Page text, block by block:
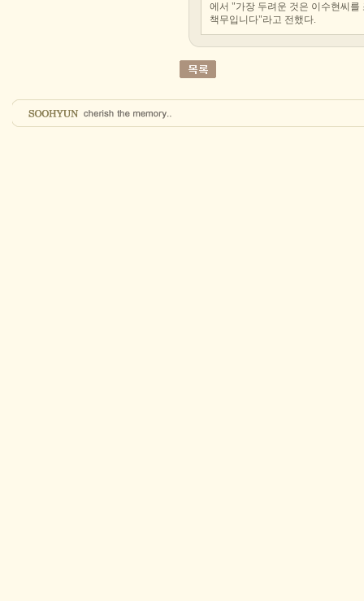
에서 "가장 두려운 것은 이수현씨
책무입니다"라고 전했다.